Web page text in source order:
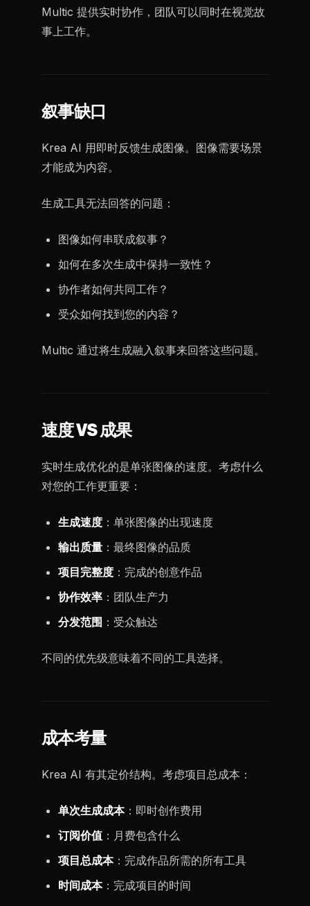
Multic 提供实时协作，团队可以同时在视觉故
事上工作。
叙事缺口
Krea AI 用即时反馈生成图像。图像需要场景
才能成为内容。
生成工具无法回答的问题：
图像如何串联成叙事？
如何在多次生成中保持一致性？
协作者如何共同工作？
受众如何找到您的内容？
Multic 通过将生成融入叙事来回答这些问题。
速度 VS 成果
实时生成优化的是单张图像的速度。考虑什么
对您的工作更重要：
生成速度 ：单张图像的出现速度
输出质量 ：最终图像的品质
项目完整度 ：完成的创意作品
协作效率 ：团队生产力
分发范围 ：受众触达
不同的优先级意味着不同的工具选择。
成本考量
Krea AI 有其定价结构。考虑项目总成本：
单次生成成本：即时创作费用
订阅价值 ：月费包含什么
项目总成本：完成作品所需的所有工具
时间成本：完成项目的时间